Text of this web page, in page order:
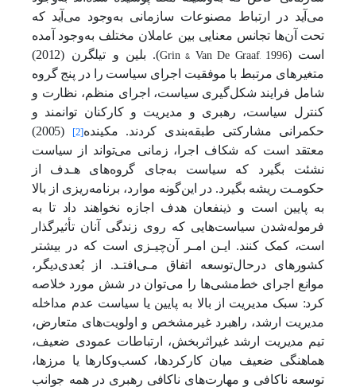
می‌آید در ارتباط مصنوعات سازمانی به‌وجود می‌آید که
تحت آن‌ها تجانس معنایی بین عاملان مختلف به‌وجود آمده
است (Grin & Van De Graaf, 1996
). بلین و تیلگرن (2012)
متغیرهای مرتبط با موفقیت اجرای سیاست را در پنج گروه
شامل فرایند شکل‌گیری سیاست، اجرای منظم، نظارت و
کنترل سیاست، رهبری و مدیریت و کارکنان توانمند و
حکمرانی مشارکتی طبقه‌بندی کرد‌ند. مکینده[2]
(2005)
معتقد است که شکاف اجرا، زمانی می‌تواند از سیاست
نشئت بگیرد که سیاست به‌جای گروه‌های هـدف از
حکومـت ریشه بگیرد. در این‌گونه موارد، برنامه‌ریزی از بالا
به پایین است و ذینفعان هدف اجازه نخواهند داد تا به
فرموله‌شدن سیاست‌هایی که روی زندگی آنان تأثیرگذار
است، کمک کنند. ایـن امـر آن‌چیـزی است که در بیشتر
کشورهای در‌حال‌توسعه اتفاق مـی‌افتـد. از بُعدی‌دیگر،
موانع اجرای خط‌مشی‌ها را می‌توان در شش مورد خلاصه
کرد: سبک مدیریت از بالا به پایین یا سیاست عدم مداخله
مدیریت ارشد، راهبرد غیرمشخص و اولویت‌های متعارض،
تیم مدیریت ارشد غیراثربخش، ارتباطات عمودی ضعیف،
هماهنگی ضعیف میان کارکردها، کسب‌وکارها یا مرزها،
توسعه ناکافی و مهارت‌های ناکافی رهبری در همه جوانب